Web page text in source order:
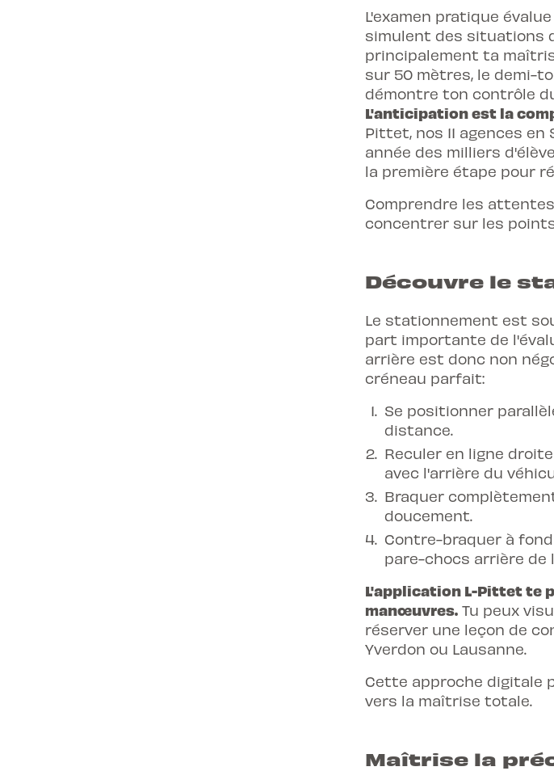
L'examen pratique
simulent des situations
principalement ta
sur 50 mètres, le demi-
démontre ton contrôle
L'anticipation est la
Pittet, nos 11 agences
année des milliers
la première étape pour
Comprendre les
concentrer sur les
Découvre le
Le stationnement est
part importante de
arrière est donc non
créneau parfait:
Se positionner
distance.
Reculer en ligne
avec l'arrière du
Braquer
doucement.
Contre-braquer à
pare-chocs arrière
L'application L-Pittet te
manœuvres. Tu peux
réserver une leçon de
Yverdon ou Lausanne.
Cette approche digitale
vers la maîtrise totale.
Maîtrise la